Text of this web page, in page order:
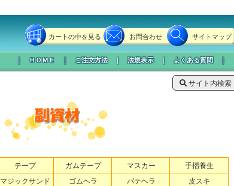
カートの中を見る お問合わせ サイトマップ
｜ ＨＯＭＥ ｜ ご注文方法 ｜法規表示 ｜ よくある質問 ｜
サイト内検索
テープ ガムテープ マスカー
手摺養生
マジックサンド ゴムヘラ パテヘラ
皮スキ